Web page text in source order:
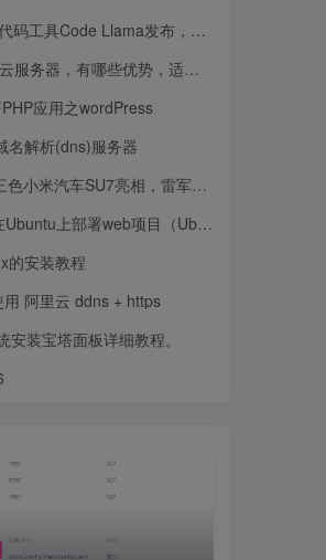
Code Llama发布，跑分赢过ChatGPT
器，有哪些优势，适用于什么场景？
应用之wordPress
名解析(dns)服务器
汽车SU7亮相，雷军称14.9万不可能
项目（Ubuntu版本为16.04.7，jdk1.8、mysql5.7、tomcat9.0.48）
的安装教程
用 阿里云 ddns + https
安装宝塔面板详细教程。
群晖